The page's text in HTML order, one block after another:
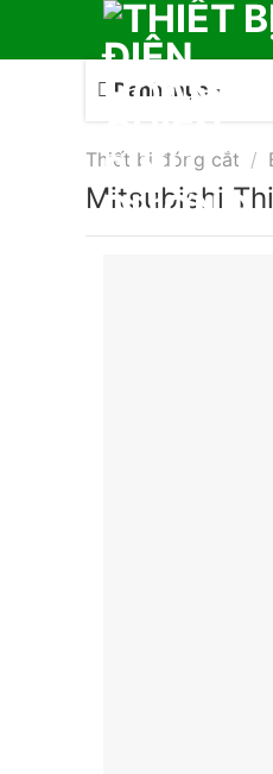
Danh mục
Thiết bị đóng cắt /
Mitsubishi